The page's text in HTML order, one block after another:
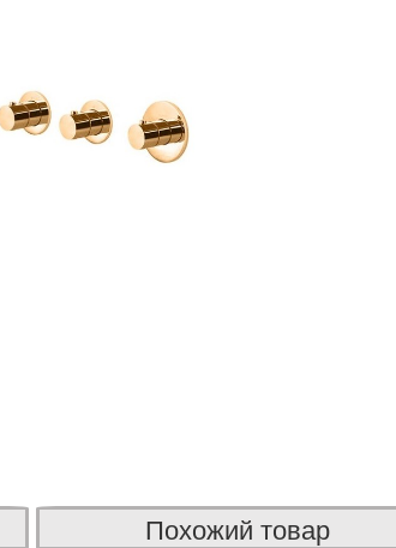
Похожий товар